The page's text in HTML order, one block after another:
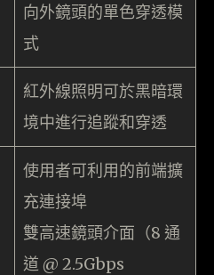
向外鏡頭的單色穿透模
式
紅外線照明可於黑暗環
境中進行追蹤和穿透
使用者可利用的前端擴
充連接埠
雙高速鏡頭介面（8 通
道 @ 2.5Gbps